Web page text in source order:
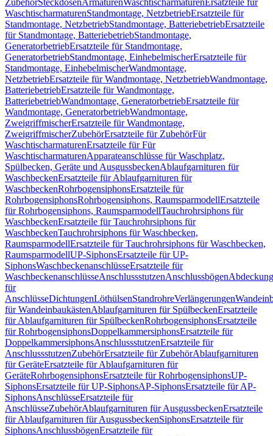
ZubehörSteckdosenArmaturenWaschtischarmaturen Ersatzteile für
WaschtischarmaturenStandmontage, NetzbetriebErsatzteile für
Standmontage, NetzbetriebStandmontage, BatteriebetriebErsatzteile
für Standmontage, BatteriebetriebStandmontage,
GeneratorbetriebErsatzteile für Standmontage,
GeneratorbetriebStandmontage, EinhebelmischerErsatzteile für
Standmontage, EinhebelmischerWandmontage,
NetzbetriebErsatzteile für Wandmontage, NetzbetriebWandmontage,
BatteriebetriebErsatzteile für Wandmontage,
BatteriebetriebWandmontage, GeneratorbetriebErsatzteile für
Wandmontage, GeneratorbetriebWandmontage,
ZweigriffmischerErsatzteile für Wandmontage,
ZweigriffmischerZubehörErsatzteile für ZubehörFür
WaschtischarmaturenErsatzteile für Für
WaschtischarmaturenApparateanschlüsse für Waschplatz,
Spülbecken, Geräte und AusgussbeckenAblaufgarnituren für
WaschbeckenErsatzteile für Ablaufgarnituren für
WaschbeckenRohrbogensiphonsErsatzteile für
RohrbogensiphonsRohrbogensiphons, RaumsparmodellErsatzteile
für Rohrbogensiphons, RaumsparmodellTauchrohrsiphons für
WaschbeckenErsatzteile für Tauchrohrsiphons für
WaschbeckenTauchrohrsiphons für Waschbecken,
RaumsparmodellErsatzteile für Tauchrohrsiphons für Waschbecken,
RaumsparmodellUP-SiphonsErsatzteile für UP-
SiphonsWaschbeckenanschlüsseErsatzteile für
WaschbeckenanschlüsseAnschlussstutzenAnschlussbögen
für
AnschlüsseDichtungenLöthülsenStandrohreVerlängerungen
für WandeinbaukästenAblaufgarnituren für SpülbeckenErsatzteile
für Ablaufgarnituren für SpülbeckenRohrbogensiphonsErsatzteile
für RohrbogensiphonsDoppelkammersiphonsErsatzteile für
DoppelkammersiphonsAnschlussstutzenErsatzteile für
AnschlussstutzenZubehörErsatzteile für ZubehörAblaufgarnituren
für GeräteErsatzteile für Ablaufgarnituren für
GeräteRohrbogensiphonsErsatzteile für RohrbogensiphonsUP-
SiphonsErsatzteile für UP-SiphonsAP-SiphonsErsatzteile für AP-
SiphonsAnschlüsseErsatzteile für
AnschlüsseZubehörAblaufgarnituren für AusgussbeckenErsatzteile
für Ablaufgarnituren für AusgussbeckenSiphonsErsatzteile für
SiphonsAnschlussbögenErsatzteile für